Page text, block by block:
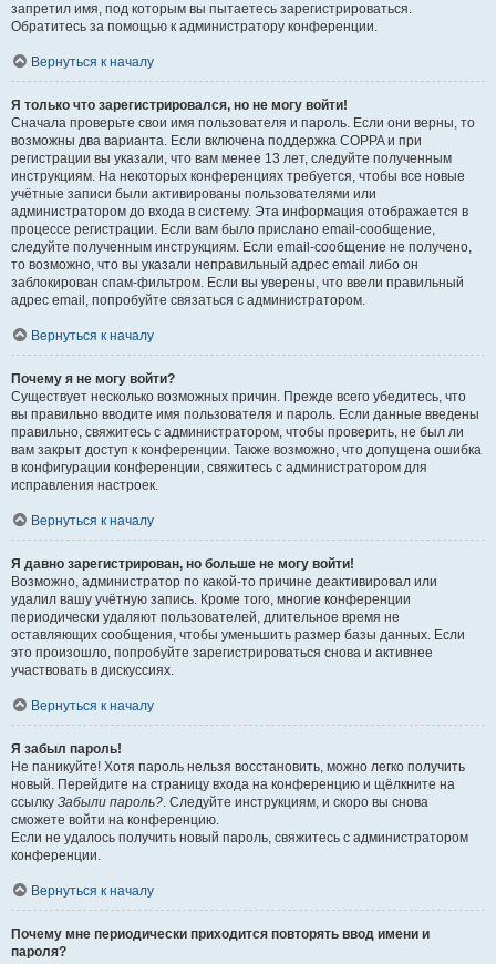
запретил имя, под которым вы пытаетесь зарегистрироваться.
Обратитесь за помощью к администратору конференции.
Вернуться к началу
Я только что зарегистрировался, но не могу войти!
Сначала проверьте свои имя пользователя и пароль. Если они верны, то
возможны два варианта. Если включена поддержка COPPA и при
регистрации вы указали, что вам менее 13 лет, следуйте полученным
инструкциям. На некоторых конференциях требуется, чтобы все новые
учётные записи были активированы пользователями или
администратором до входа в систему. Эта информация отображается в
процессе регистрации. Если вам было прислано email-сообщение,
следуйте полученным инструкциям. Если email-сообщение не получено,
то возможно, что вы указали неправильный адрес email либо он
заблокирован спам-фильтром. Если вы уверены, что ввели правильный
адрес email, попробуйте связаться с администратором.
Вернуться к началу
Почему я не могу войти?
Существует несколько возможных причин. Прежде всего убедитесь, что
вы правильно вводите имя пользователя и пароль. Если данные введены
правильно, свяжитесь с администратором, чтобы проверить, не был ли
вам закрыт доступ к конференции. Также возможно, что допущена ошибка
в конфигурации конференции, свяжитесь с администратором для
исправления настроек.
Вернуться к началу
Я давно зарегистрирован, но больше не могу войти!
Возможно, администратор по какой-то причине деактивировал или
удалил вашу учётную запись. Кроме того, многие конференции
периодически удаляют пользователей, длительное время не
оставляющих сообщения, чтобы уменьшить размер базы данных. Если
это произошло, попробуйте зарегистрироваться снова и активнее
участвовать в дискуссиях.
Вернуться к началу
Я забыл пароль!
Не паникуйте! Хотя пароль нельзя восстановить, можно легко получить
новый. Перейдите на страницу входа на конференцию и щёлкните на
ссылку Забыли пароль?. Следуйте инструкциям, и скоро вы снова
сможете войти на конференцию.
Если не удалось получить новый пароль, свяжитесь с администратором
конференции.
Вернуться к началу
Почему мне периодически приходится повторять ввод имени и
пароля?